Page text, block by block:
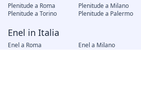
Plenitude a Roma Plenitude a Milano
Plenitude a Torino
Plenitude a Palermo
Enel in Italia
Enel a Roma Enel a Milano